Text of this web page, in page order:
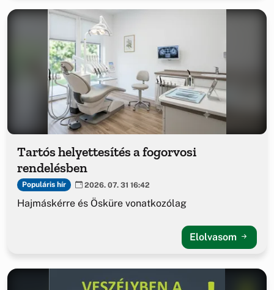
Tartós helyettesítés a fogorvosi
rendelésben
Populáris hír 2026. 07. 31 16:42
Hajmáskérre és Ösküre vonatkozólag
Elolvasom